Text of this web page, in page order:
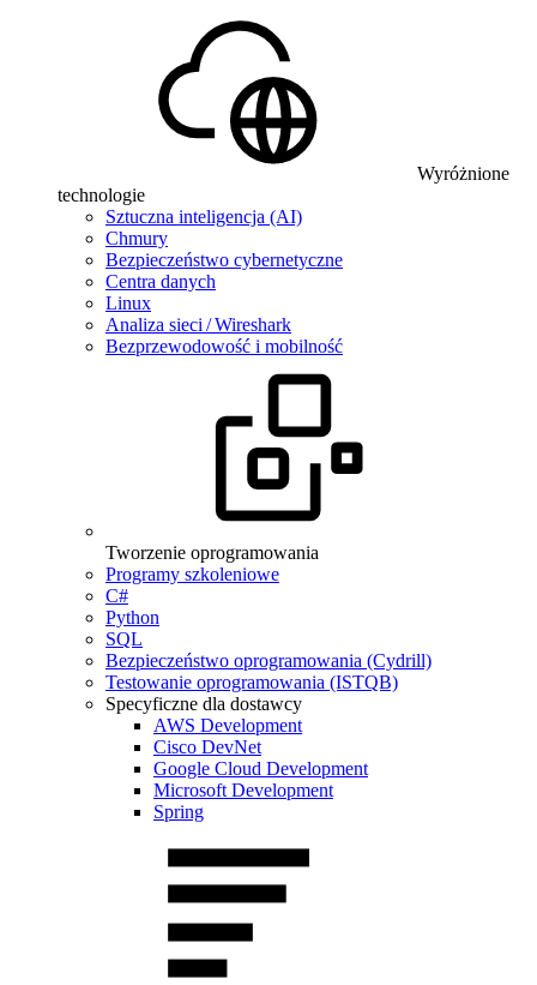
Wyróżnione
technologie
Sztuczna inteligencja (AI)
Chmury
Bezpieczeństwo cybernetyczne
Centra danych
Linux
Analiza sieci / Wireshark
Bezprzewodowość i mobilność
Tworzenie oprogramowania
Programy szkoleniowe
C#
Python
SQL
Bezpieczeństwo oprogramowania (Cydrill)
Testowanie oprogramowania (ISTQB)
Specyficzne dla dostawcy
AWS Development
Cisco DevNet
Google Cloud Development
Microsoft Development
Spring